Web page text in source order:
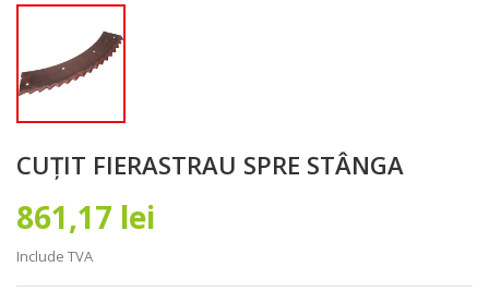
CUȚIT FIERASTRAU SPRE STÂNGA
861,17 lei
Include TVA